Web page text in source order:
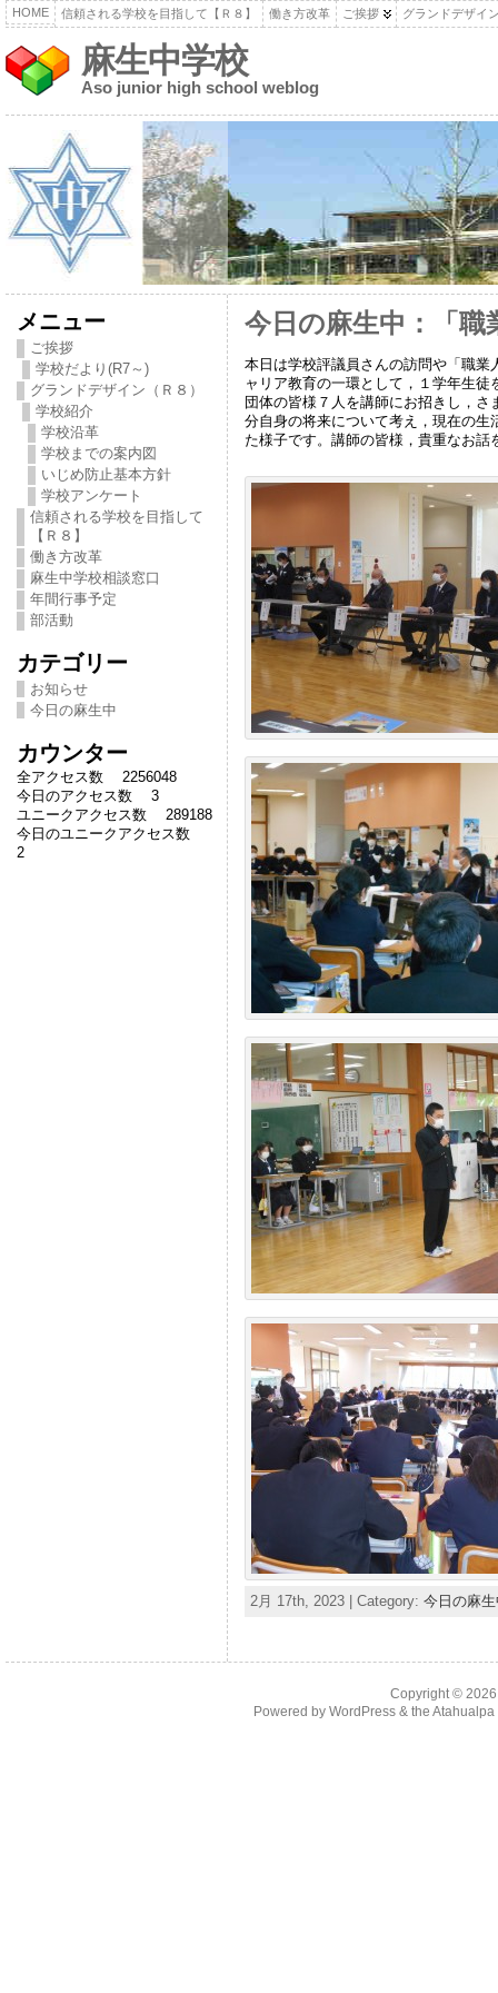
HOME 信頼される学校を目指して【Ｒ８】 働き方改革 ご挨拶 グランドデザイ
麻生中学校
Aso junior high school weblog
メニュー
ご挨拶
学校だより(R7～)
グランドデザイン（Ｒ８）
学校紹介
学校沿革
学校までの案内図
いじめ防止基本方針
学校アンケート
信頼される学校を目指して
【Ｒ８】
働き方改革
麻生中学校相談窓口
年間行事予定
部活動
カテゴリー
お知らせ
今日の麻生中
カウンター
全アクセス数 2256048
今日のアクセス数 3
ユニークアクセス数 289188
今日のユニークアクセス数
2
今日の麻生中：「職
本日は学校評議員さんの訪問や「職
ャリア教育の一環として，１学年生
団体の皆様７人を講師にお招きし，
分自身の将来について考え，現在の
た様子です。講師の皆様，貴重なお話
2月 17th, 2023 | Category: 今日の麻
Copyright ©
Powered by WordPress& the Atahualpa